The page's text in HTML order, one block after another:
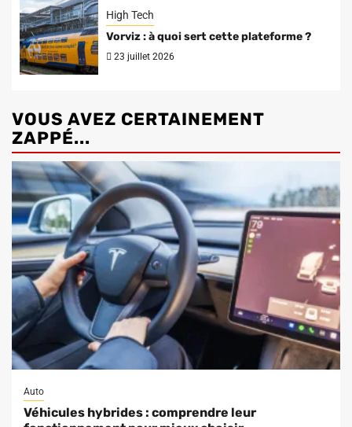
High Tech
Vorviz : à quoi sert cette plateforme ?
23 juillet 2026
VOUS AVEZ CERTAINEMENT
ZAPPÉ...
Auto
Véhicules hybrides : comprendre leur